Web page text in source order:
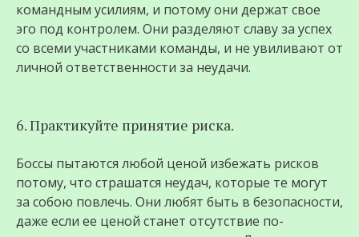
командным усилиям, и потому они держат свое
эго под контролем. Они разделяют славу за успех
со всеми участниками команды, и не увиливают от
личной ответственности за неудачи.
6. Практикуйте принятие риска.
Боссы пытаются любой ценой избежать рисков
потому, что страшатся неудач, которые те могут
за собою повлечь. Они любят быть в безопасности,
даже если ее ценой станет отсутствие по-